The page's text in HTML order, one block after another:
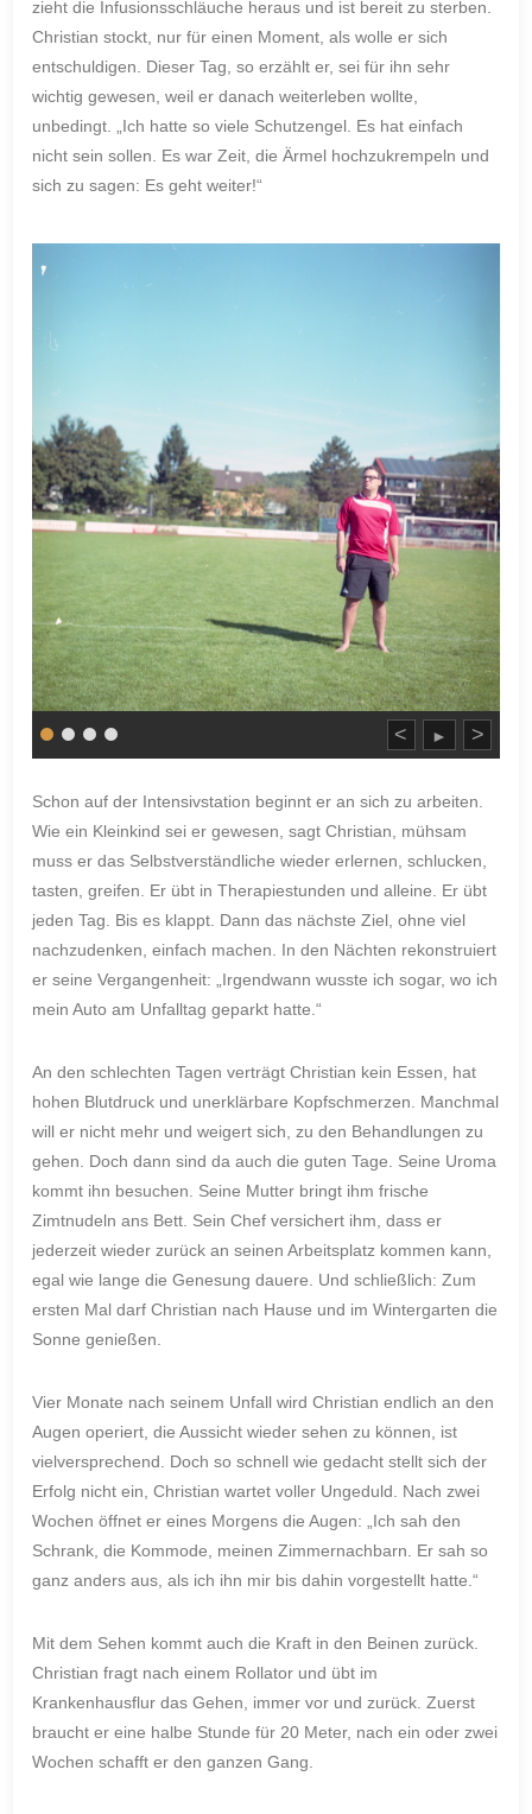
zieht die Infusionsschläuche heraus und ist bereit zu sterben.
Christian stockt, nur für einen Moment, als wolle er sich
entschuldigen. Dieser Tag, so erzählt er, sei für ihn sehr
wichtig gewesen, weil er danach weiterleben wollte,
unbedingt. „Ich hatte so viele Schutzengel. Es hat einfach
nicht sein sollen. Es war Zeit, die Ärmel hochzukrempeln und
sich zu sagen: Es geht weiter!“
< ► >
Schon auf der Intensivstation beginnt er an sich zu arbeiten.
Wie ein Kleinkind sei er gewesen, sagt Christian, mühsam
muss er das Selbstverständliche wieder erlernen, schlucken,
tasten, greifen. Er übt in Therapiestunden und alleine. Er übt
jeden Tag. Bis es klappt. Dann das nächste Ziel, ohne viel
nachzudenken, einfach machen. In den Nächten rekonstruiert
er seine Vergangenheit: „Irgendwann wusste ich sogar, wo ich
mein Auto am Unfalltag geparkt hatte.“
An den schlechten Tagen verträgt Christian kein Essen, hat
hohen Blutdruck und unerklärbare Kopfschmerzen. Manchmal
will er nicht mehr und weigert sich, zu den Behandlungen zu
gehen. Doch dann sind da auch die guten Tage. Seine Uroma
kommt ihn besuchen. Seine Mutter bringt ihm frische
Zimtnudeln ans Bett. Sein Chef versichert ihm, dass er
jederzeit wieder zurück an seinen Arbeitsplatz kommen kann,
egal wie lange die Genesung dauere. Und schließlich: Zum
ersten Mal darf Christian nach Hause und im Wintergarten die
Sonne genießen.
Vier Monate nach seinem Unfall wird Christian endlich an den
Augen operiert, die Aussicht wieder sehen zu können, ist
vielversprechend. Doch so schnell wie gedacht stellt sich der
Erfolg nicht ein, Christian wartet voller Ungeduld. Nach zwei
Wochen öffnet er eines Morgens die Augen: „Ich sah den
Schrank, die Kommode, meinen Zimmernachbarn. Er sah so
ganz anders aus, als ich ihn mir bis dahin vorgestellt hatte.“
Mit dem Sehen kommt auch die Kraft in den Beinen zurück.
Christian fragt nach einem Rollator und übt im
Krankenhausflur das Gehen, immer vor und zurück. Zuerst
braucht er eine halbe Stunde für 20 Meter, nach ein oder zwei
Wochen schafft er den ganzen Gang.